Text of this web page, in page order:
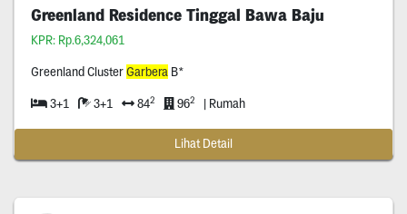
Greenland Residence Tinggal Bawa Baju
KPR: Rp.6,324,061
Greenland ClusterGarbera B*
3+1 3+1 842 962 | Rumah
Lihat Detail